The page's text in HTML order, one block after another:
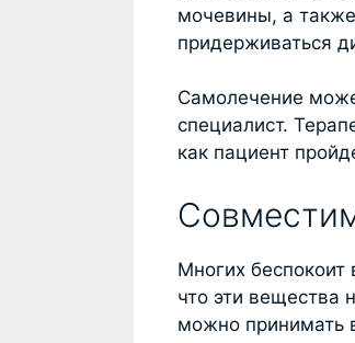
мочевины, а
придерживаться
Самолечение
специалист.
как пациент
Многих беспокоит
что эти вещества
можно принимать